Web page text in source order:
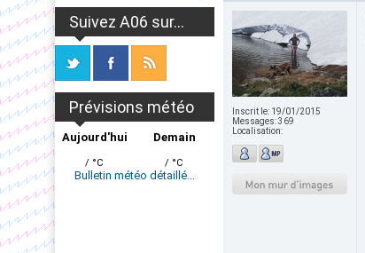
Suivez A06 sur...
Prévisions météo
Aujourd'hui
/ °C
Demain
/ °C
Bulletin météo détaillé...
Inscrit le: 19/01/2015
Messages:369
Localisation: